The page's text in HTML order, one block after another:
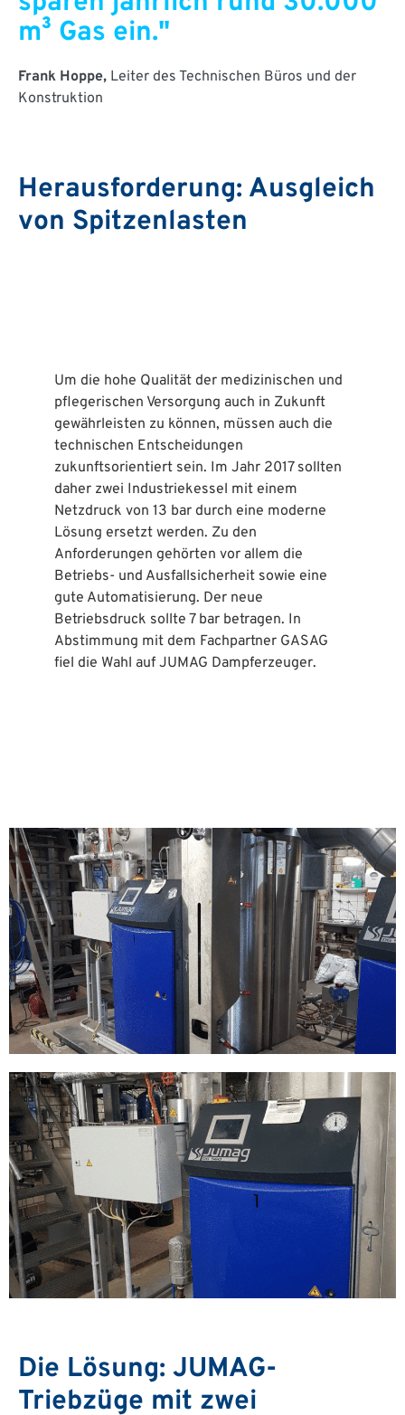
m³ Gas ein."
Frank Hoppe, Leiter des Technischen Büros und der
Konstruktion
Herausforderung: Ausgleich
von Spitzenlasten
Um die hohe Qualität der medizinischen und
pflegerischen Versorgung auch in Zukunft
gewährleisten zu können, müssen auch die
technischen Entscheidungen
zukunftsorientiert sein. Im Jahr 2017 sollten
daher zwei Industriekessel mit einem
Netzdruck von 13 bar durch eine moderne
Lösung ersetzt werden. Zu den
Anforderungen gehörten vor allem die
Betriebs- und Ausfallsicherheit sowie eine
gute Automatisierung. Der neue
Betriebsdruck sollte 7 bar betragen. In
Abstimmung mit dem Fachpartner GASAG
fiel die Wahl auf JUMAG Dampferzeuger.
Die Lösung: JUMAG-
Triebzüge mit zwei